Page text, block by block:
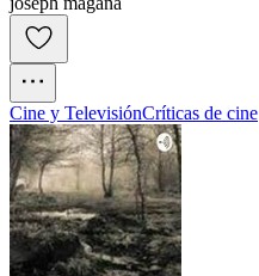
Cine y TelevisiónCríticas de cine